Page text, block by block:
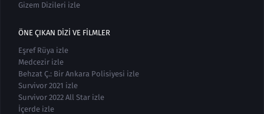
Gizem Dizileri izle
ÖNE ÇIKAN DIZI VE FILMLER
Eşref Rüya izle
Medcezir izle
Behzat Ç.: Bir Ankara Polisiyesi izle
Survivor 2021 izle
Survivor 2022 All Star izle
İçerde izle